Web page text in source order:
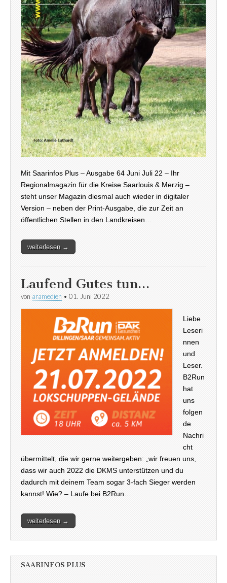
Mit Saarinfos Plus – Ausgabe 64 Juni Juli 22 – Ihr
Regionalmagazin für die Kreise Saarlouis & Merzig –
steht unser Magazin diesmal auch wieder in digitaler
Version – neben der Print-Ausgabe, die zur Zeit an
öffentlichen Stellen in den Landkreisen…
weiterlesen →
Laufend Gutes tun…
von aramedien • 01. Juni 2022
Liebe
Leseri
nnen
und
Leser.
B2Run
hat
uns
folgen
de
Nachri
cht
übermittelt, die wir gerne weitergeben: „wir freuen uns,
dass wir auch 2022 die DKMS unterstützen und du
dadurch mit deinem Team sogar 3-fach Sieger werden
kannst! Wie? – Laufe bei B2Run…
weiterlesen →
SAARINFOS PLUS